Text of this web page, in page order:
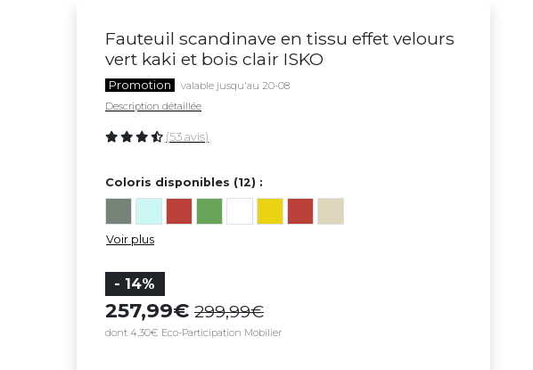
Fauteuil scandinave en tissu effet velours
vert kaki et bois clair ISKO
Promotion
valable jusqu'au 20-08
Description détaillée
(53 avis)
Coloris disponibles (12) :
Voir plus
- 14%
257,99 299,99
dont 4,30€ Eco-Participation Mobilier